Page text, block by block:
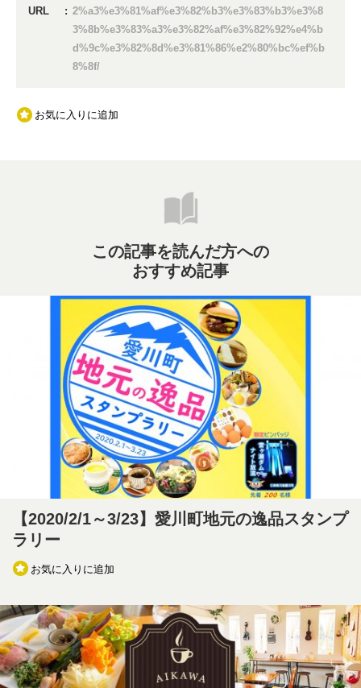
URL
2%a3%e3%81%af%e3%82%b3%e3%83%b3%e3%8
3%8b%e3%83%a3%e3%82%af%e3%82%92%e4%b
d%9c%e3%82%8d%e3%81%86%e2%80%bc%ef%b
8%8f/
お気に入りに追加
この記事を読んだ方への
おすすめ記事
【2020/2/1～3/23】愛川町地元の逸品スタンプ
ラリー
お気に入りに追加